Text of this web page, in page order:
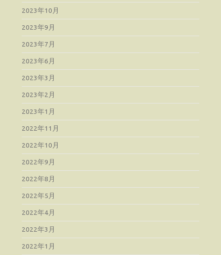
2023年10月
2023年9月
2023年7月
2023年6月
2023年3月
2023年2月
2023年1月
2022年11月
2022年10月
2022年9月
2022年8月
2022年5月
2022年4月
2022年3月
2022年1月